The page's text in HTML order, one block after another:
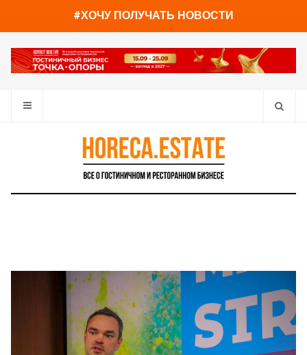
#ХОЧУ ПОЛУЧАТЬ НОВОСТИ